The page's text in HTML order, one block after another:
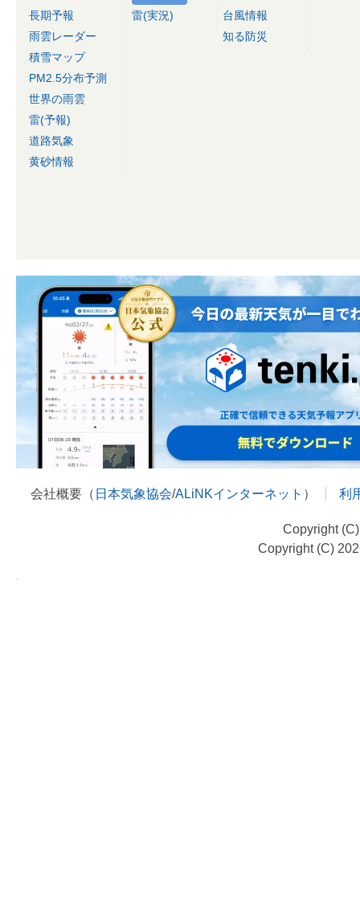
長期予報
雨雲レーダー
積雪マップ
PM2.5分布予測
世界の雨雲
雷(予報)
道路気象
黄砂情報
雷(実況)
台風情報
知る防災
会社概要（ 日本気象協会/ALiNKインターネット ） 利
Copyright
Copyright (C)